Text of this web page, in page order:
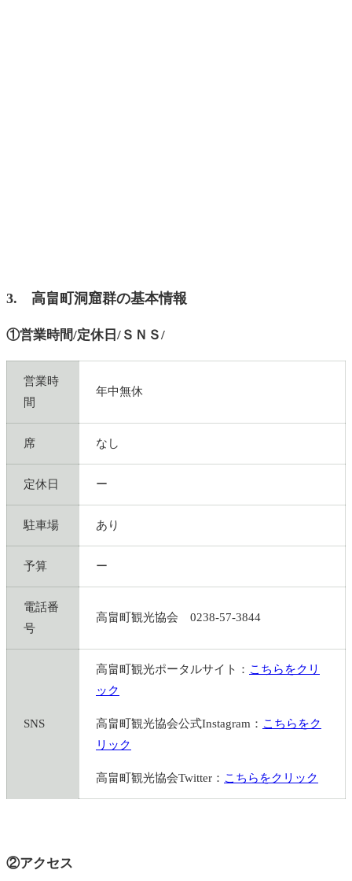
3. 高畠町洞窟群の基本情報
①営業時間/定休日/ＳＮＳ/
営業時
間
年中無休
席 なし
定休日 ー
駐車場 あり
予算 ー
電話番
号
高畠町観光協会 0238-57-3844
SNS
高畠町観光ポータルサイト： こちらをクリ
ック
高畠町観光協会公式Instagram： こちらをク
リック
高畠町観光協会Twitter： こちらをクリック
②アクセス